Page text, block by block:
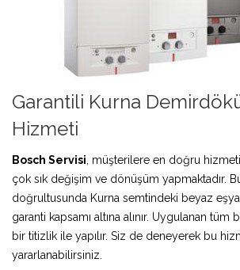
Garantili Kurna
Hizmeti
Bosch Servisi , müşterilere en doğru
çok sık değişim ve dönüşüm yapmaktadır.
doğrultusunda Kurna semtindeki beyaz
garanti kapsamı altına alınır. Uygulanan
bir titizlik ile yapılır. Siz de deneyerek bu
yararlanabilirsiniz.